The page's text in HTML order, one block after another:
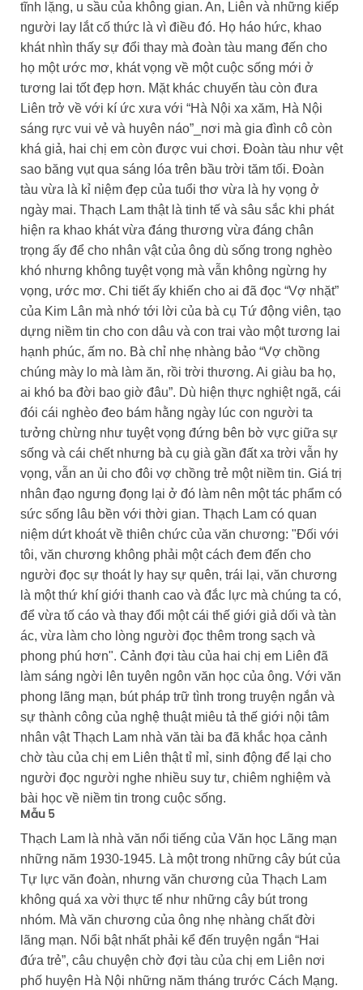
tĩnh lặng, u sầu của không gian. An, Liên và những kiếp
người lay lắt cố thức là vì điều đó. Họ háo hức, khao
khát nhìn thấy sự đổi thay mà đoàn tàu mang đến cho
họ một ước mơ, khát vọng về một cuộc sống mới ở
tương lai tốt đẹp hơn. Mặt khác chuyến tàu còn đưa
Liên trở về với kí ức xưa với “Hà Nội xa xăm, Hà Nội
sáng rực vui vẻ và huyên náo”_nơi mà gia đình cô còn
khá giả, hai chị em còn được vui chơi. Đoàn tàu như vệt
sao băng vụt qua sáng lóa trên bầu trời tăm tối. Đoàn
tàu vừa là kỉ niệm đẹp của tuổi thơ vừa là hy vọng ở
ngày mai. Thạch Lam thật là tinh tế và sâu sắc khi phát
hiện ra khao khát vừa đáng thương vừa đáng chân
trọng ấy để cho nhân vật của ông dù sống trong nghèo
khó nhưng không tuyệt vọng mà vẫn không ngừng hy
vọng, ước mơ. Chi tiết ấy khiến cho ai đã đọc “Vợ nhặt”
của Kim Lân mà nhớ tới lời của bà cụ Tứ động viên, tạo
dựng niềm tin cho con dâu và con trai vào một tương lai
hạnh phúc, ấm no. Bà chỉ nhẹ nhàng bảo “Vợ chồng
chúng mày lo mà làm ăn, rồi trời thương. Ai giàu ba họ,
ai khó ba đời bao giờ đâu”. Dù hiện thực nghiệt ngã, cái
đói cái nghèo đeo bám hằng ngày lúc con người ta
tưởng chừng như tuyệt vọng đứng bên bờ vực giữa sự
sống và cái chết nhưng bà cụ già gần đất xa trời vẫn hy
vọng, vẫn an ủi cho đôi vợ chồng trẻ một niềm tin. Giá trị
nhân đạo ngưng đọng lại ở đó làm nên một tác phẩm có
sức sống lâu bền với thời gian. Thạch Lam có quan
niệm dứt khoát về thiên chức của văn chương: "Đối với
tôi, văn chương không phải một cách đem đến cho
người đọc sự thoát ly hay sự quên, trái lại, văn chương
là một thứ khí giới thanh cao và đắc lực mà chúng ta có,
để vừa tố cáo và thay đổi một cái thế giới giả dối và tàn
ác, vừa làm cho lòng người đọc thêm trong sạch và
phong phú hơn". Cảnh đợi tàu của hai chị em Liên đã
làm sáng ngời lên tuyên ngôn văn học của ông. Với văn
phong lãng mạn, bút pháp trữ tình trong truyện ngắn và
sự thành công của nghệ thuật miêu tả thế giới nội tâm
nhân vật Thạch Lam nhà văn tài ba đã khắc họa cảnh
chờ tàu của chị em Liên thật tỉ mỉ, sinh động để lại cho
người đọc người nghe nhiều suy tư, chiêm nghiệm và
bài học về niềm tin trong cuộc sống.
Mẫu 5
Thạch Lam là nhà văn nổi tiếng của Văn học Lãng mạn
những năm 1930-1945. Là một trong những cây bút của
Tự lực văn đoàn, nhưng văn chương của Thạch Lam
không quá xa vời thực tế như những cây bút trong
nhóm. Mà văn chương của ông nhẹ nhàng chất đời
lãng mạn. Nổi bật nhất phải kể đến truyện ngắn “Hai
đứa trẻ”, câu chuyện chờ đợi tàu của chị em Liên nơi
phố huyện Hà Nội những năm tháng trước Cách Mạng.